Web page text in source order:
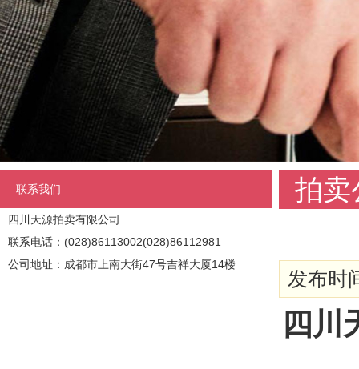
联系我们
四川天源拍卖有限公司
联系电话：(028)86113002(028)86112981
公司地址：成都市上南大街47号吉祥大厦14楼
拍卖
发布时
四川